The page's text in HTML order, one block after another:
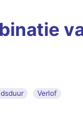
Verlof